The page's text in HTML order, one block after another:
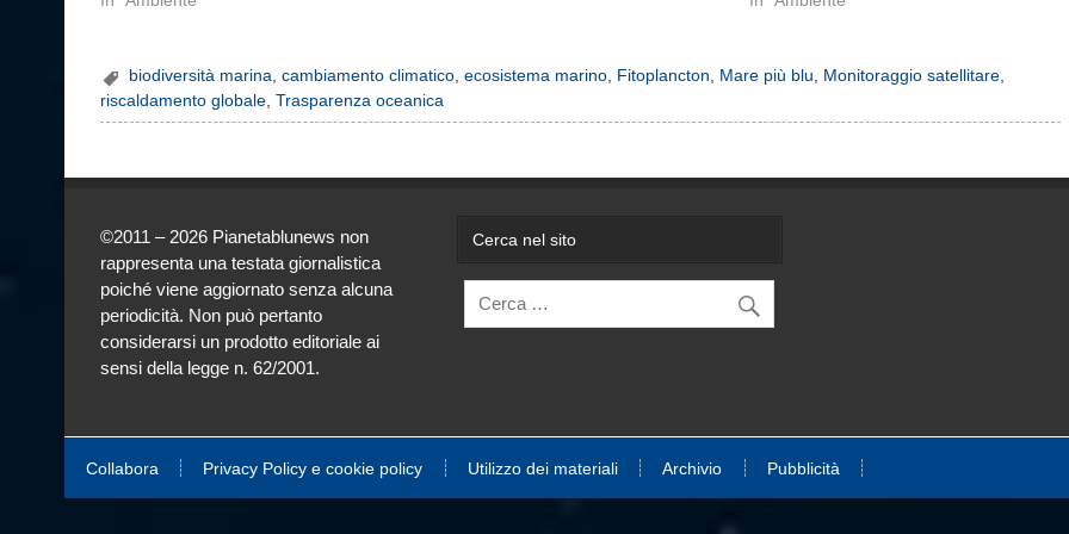
biodiversità marina,cambiamento climatico,ecosistema marino, Fitoplancton, Mare più blu, Monitoraggio satellitare,
riscaldamento globale ,Trasparenza oceanica
©2011 – 2026 Pianetablunews non
rappresenta una testata giornalistica
poiché viene aggiornato senza alcuna
periodicità. Non può pertanto
considerarsi un prodotto editoriale ai
sensi della legge n. 62/2001.
Cerca nel sito
Collabora Privacy Policy e cookie policy Utilizzo dei materiali Archivio Pubblicità